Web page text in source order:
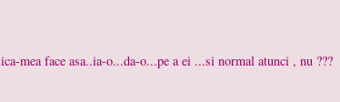
mea face asa..ia-o...da-o...pe a ei ...si normal atunci , nu ???